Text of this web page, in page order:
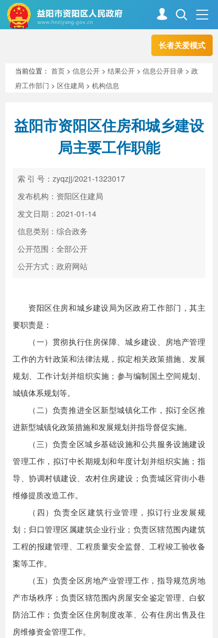
长者关爱模式
走进资阳
新闻中心 解读回应
政务服务
高效办成一件事
当前位置：首页 >信息公开 >结果公开 >信息公开目录 >政
府工作部门 > 区住建局 >机构信息
益阳市资阳区住房和城乡建设
局主要工作职能
索 引 号：zyqzjj/2021-1323017
发布机构：资阳区住建局
发文日期：2021-01-14
信息类别：综合政务
公开范围：全部公开
公开方式：政府网站
资阳区住房和城乡建设局为区政府工作部门，其主
要职责是：
（一）贯彻执行住房保障、城乡建设、房地产管理
工作的方针政策和法律法规，拟定相关政策措施、发展
规划、工作计划并组织实施；参与编制国土空间规划、
城镇体系规划等。
（二）负责推进全区新型城镇化工作，拟订全区推
进新型城镇化政策措施和发展规划并指导督促实施。
（三）负责全区城乡基础设施和公共服务设施建设
管理工作，拟订中长期规划和年度计划并组织实施；指
导、协调村镇建设、农村住房建设；负责城区背街小巷
维修提质改造工作。
（四）负责全区建筑行业管理，拟订行业发展规
划；归口管理区属建筑企业行业；负责区辖范围内建筑
工程的报建管理、工程质量安全监督、工程竣工验收备
案等工作。
（五）负责全区房地产业管理工作，指导规范房地
产市场秩序；负责区辖范围内房屋安全鉴定管理、白蚁
防治工作；负责全区住房制度改革、公有住房出售及住
房维修资金管理工作。